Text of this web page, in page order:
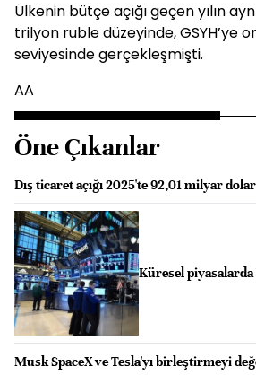
Ülkenin bütçe açığı geçen yılın
trilyon ruble düzeyinde, GSYH’ye
seviyesinde gerçekleşmişti.
AA
Öne Çıkanlar
Dış ticaret açığı 2025'te 92,01 milyar
Küresel
Musk SpaceX ve Tesla'yı birleştirmeyi